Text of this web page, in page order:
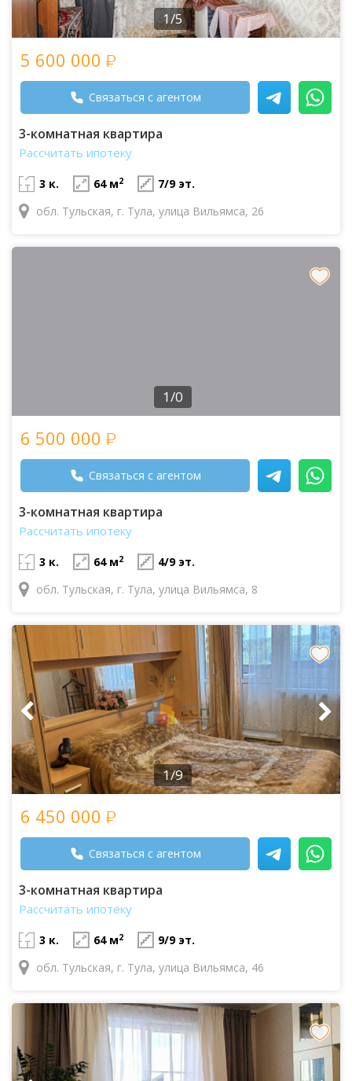
1/5
5 600 000
Связаться с агентом
3-комнатная квартира
Рассчитать ипотеку
3 к. 64 м2
7/9 эт.
обл. Тульская, г. Тула, улица Вильямса, 26
1/0
6 500 000
Связаться с агентом
3-комнатная квартира
Рассчитать ипотеку
3 к. 64 м2
4/9 эт.
обл. Тульская, г. Тула, улица Вильямса, 8
1/9
6 450 000
Связаться с агентом
3-комнатная квартира
Рассчитать ипотеку
3 к. 64 м2
9/9 эт.
обл. Тульская, г. Тула, улица Вильямса, 46